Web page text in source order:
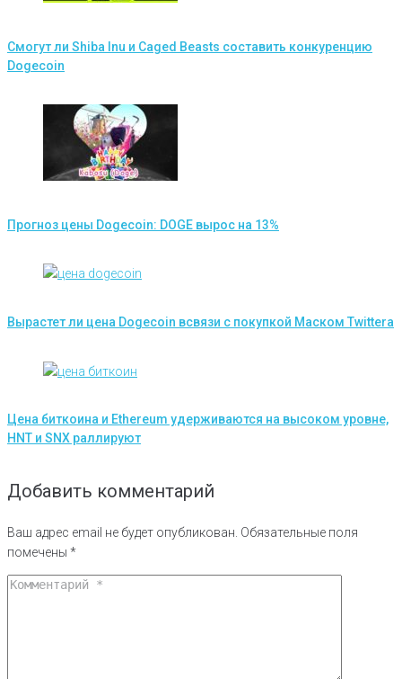
Смогут ли Shiba Inu и Caged Beasts составить конкуренцию
Dogecoin
Прогноз цены Dogecoin: DOGE вырос на 13%
Вырастет ли цена Dogecoin всвязи с покупкой Маском Twittera
Цена биткоина и Ethereum удерживаются на высоком уровне,
HNT и SNX раллируют
Добавить комментарий
Ваш адрес email не будет опубликован. Обязательные поля
помечены *